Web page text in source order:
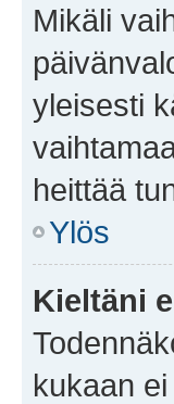
Mikäli
yleisesti
heittää
Ylös
Kieltäni
kukaan